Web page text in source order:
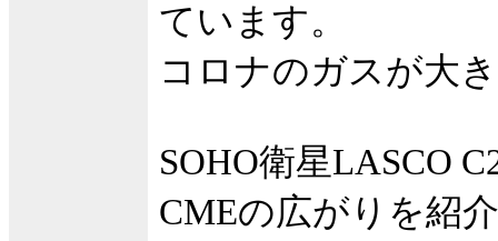
ています。
コロナのガスが大
SOHO衛星LASCO
CMEの広がりを紹